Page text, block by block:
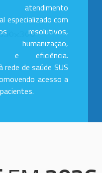
atendimento
especializado com
resolutivos,
humanização,
e eficiência.
rede de saúde SUS
acesso a